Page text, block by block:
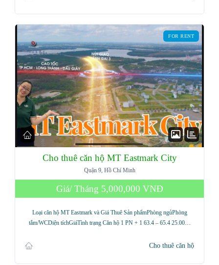
FOR RENT
Cho thuê căn hộ MT Eastmark City
Quận 9, Hồ Chí Minh
Giá/ Tháng 5,000,000 VNĐ
Loại căn hộ MT Eastmark và Giá Thuê Sản phẩmPhòng ngủPhòng
tắm/WCDiện tíchGiáTình trạng Căn hộ 1 PN + 1 63.4 – 65.4 25.00…
Cho thuê căn hộ